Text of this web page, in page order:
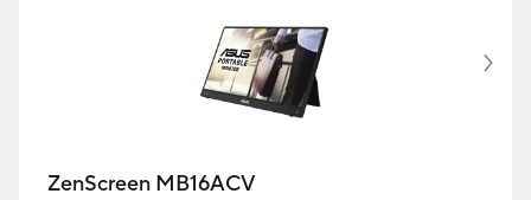
ZenScreen MB16ACV